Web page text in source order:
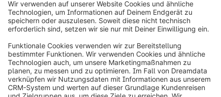
Formular wird geladen...